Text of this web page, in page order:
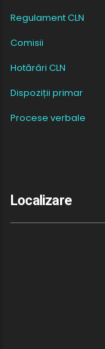
Regulament CLN
Comisii
Hotărâri CLN
Dispoziții primar
Procese verbale
Localizare